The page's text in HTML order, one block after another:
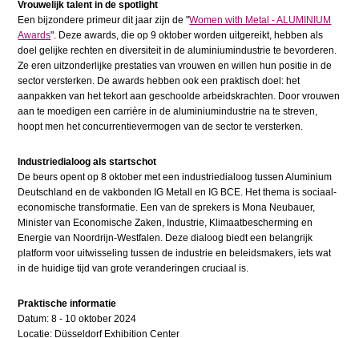
Vrouwelijk talent in de spotlight
Een bijzondere primeur dit jaar zijn de "Women with Metal - ALUMINIUM
Awards". Deze awards, die op 9 oktober worden uitgereikt, hebben als
doel gelijke rechten en diversiteit in de aluminiumindustrie te bevorderen.
Ze eren uitzonderlijke prestaties van vrouwen en willen hun positie in de
sector versterken. De awards hebben ook een praktisch doel: het
aanpakken van het tekort aan geschoolde arbeidskrachten. Door vrouwen
aan te moedigen een carrière in de aluminiumindustrie na te streven,
hoopt men het concurrentievermogen van de sector te versterken.
Industriedialoog als startschot
De beurs opent op 8 oktober met een industriedialoog tussen Aluminium
Deutschland en de vakbonden IG Metall en IG BCE. Het thema is sociaal-
economische transformatie. Een van de sprekers is Mona Neubauer,
Minister van Economische Zaken, Industrie, Klimaatbescherming en
Energie van Noordrijn-Westfalen. Deze dialoog biedt een belangrijk
platform voor uitwisseling tussen de industrie en beleidsmakers, iets wat
in de huidige tijd van grote veranderingen cruciaal is.
Praktische informatie
Datum: 8 - 10 oktober 2024
Locatie: Düsseldorf Exhibition Center